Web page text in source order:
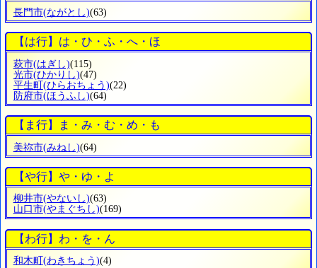
長門市(ながとし)(63)
【は行】は・ひ・ふ・へ・ほ
萩市(はぎし)(115)
光市(ひかりし)(47)
平生町 (ひらおちょう)(22)
防府市(ほうふし)(64)
【ま行】ま・み・む・め・も
美祢市(みねし)(64)
【や行】や・ゆ・よ
柳井市(やないし)(63)
山口市(やまぐちし)(169)
【わ行】わ・を・ん
和木町 (わきちょう)(4)